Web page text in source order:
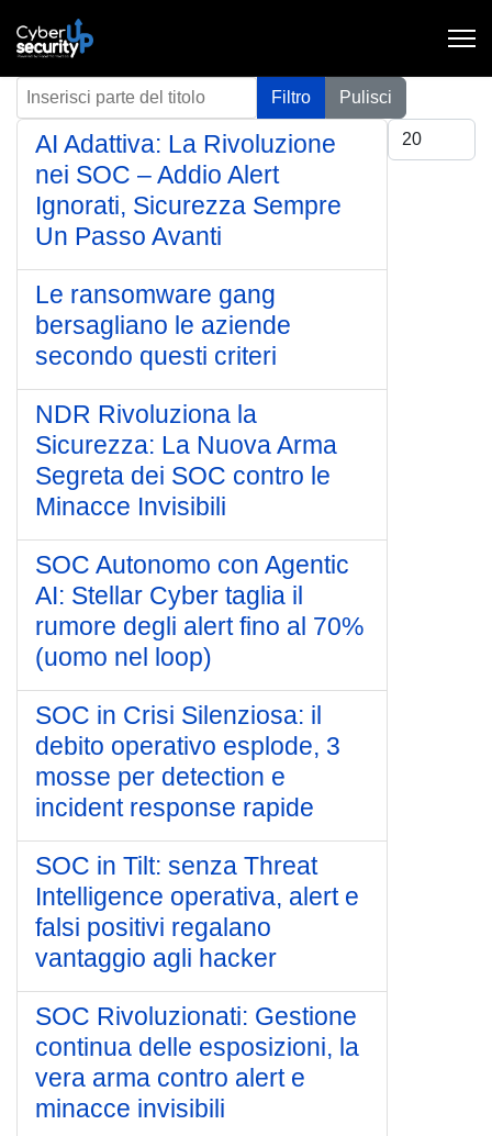
Inserisci parte del titolo Filtro
Pulisci
Visualizza #
AI Adattiva: La Rivoluzione
nei SOC – Addio Alert
Ignorati, Sicurezza Sempre
Un Passo Avanti
Le ransomware gang
bersagliano le aziende
secondo questi criteri
NDR Rivoluziona la
Sicurezza: La Nuova Arma
Segreta dei SOC contro le
Minacce Invisibili
SOC Autonomo con Agentic
AI: Stellar Cyber taglia il
rumore degli alert fino al 70%
(uomo nel loop)
SOC in Crisi Silenziosa: il
debito operativo esplode, 3
mosse per detection e
incident response rapide
SOC in Tilt: senza Threat
Intelligence operativa, alert e
falsi positivi regalano
vantaggio agli hacker
SOC Rivoluzionati: Gestione
continua delle esposizioni, la
vera arma contro alert e
minacce invisibili